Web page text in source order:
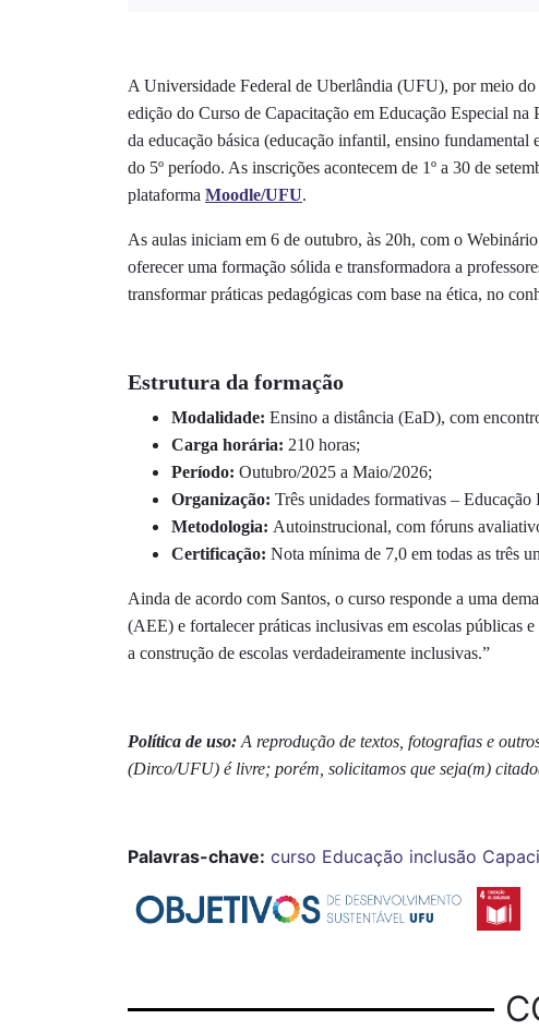
A Universidade Federal de Uberlândia (UFU), por meio
edição do Curso de Capacitação em Educação Especial
da educação básica (educação infantil, ensino fundamental
do 5º período. As inscrições acontecem de 1º a 30 de
plataforma Moodle/UFU.
As aulas iniciam em 6 de outubro, às 20h, com o
oferecer uma formação sólida e transformadora a
transformar práticas pedagógicas com base na ética, no
Estrutura da formação
Modalidade: Ensino a distância (EaD), com
Carga horária: 210 horas;
Período: Outubro/2025 a Maio/2026;
Organização: Três unidades formativas –
Metodologia: Autoinstrucional, com fóruns
Certificação: Nota mínima de 7,0 em todas as três
Ainda de acordo com Santos, o curso responde a uma
(AEE) e fortalecer práticas inclusivas em escolas públicas e
a construção de escolas verdadeiramente inclusivas.”
Política de uso: A reprodução de textos, fotografias e
(Dirco/UFU) é livre; porém, solicitamos que seja(m)
Palavras-chave: curso Educação inclusão